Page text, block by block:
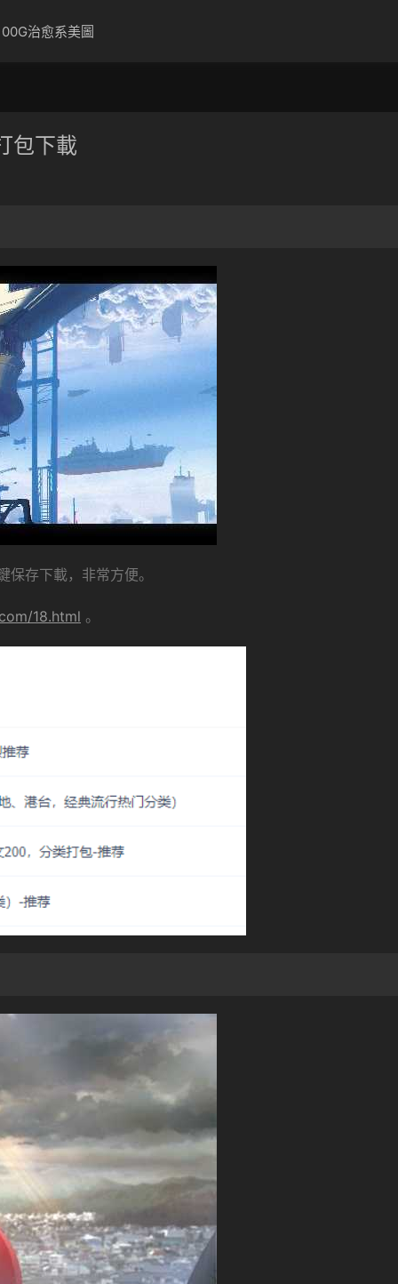
治愈系美圖
包下載
存下載，非常方便。
18.html 。